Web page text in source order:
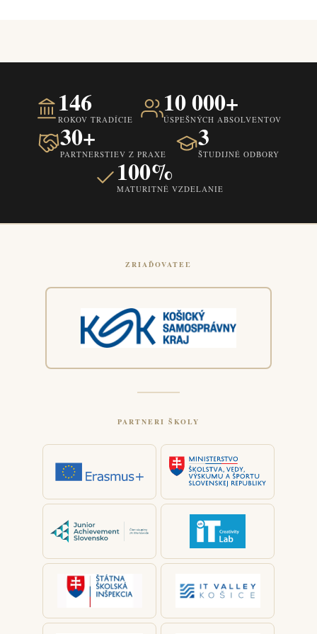
146
ROKOV TRADÍCIE
10 000+
ÚSPEŠNÝCH ABSOLVENTOV
30+
PARTNERSTIEV Z PRAXE
3
ŠTUDIJNÉ ODBORY
100%
MATURITNÉ VZDELANIE
ZRIAĎOVATEĽ
PARTNERI ŠKOLY